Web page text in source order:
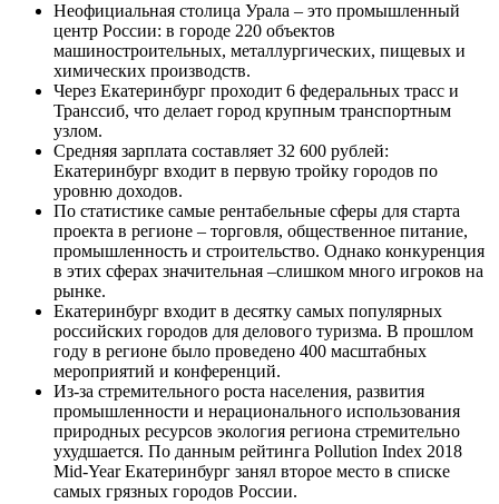
Неофициальная столица Урала – это промышленный
центр России: в городе 220 объектов
машиностроительных, металлургических, пищевых и
химических производств.
Через Екатеринбург проходит 6 федеральных трасс и
Транссиб, что делает город крупным транспортным
узлом.
Средняя зарплата составляет 32 600 рублей:
Екатеринбург входит в первую тройку городов по
уровню доходов.
По статистике самые рентабельные сферы для старта
проекта в регионе – торговля, общественное питание,
промышленность и строительство. Однако конкуренция
в этих сферах значительная –слишком много игроков на
рынке.
Екатеринбург входит в десятку самых популярных
российских городов для делового туризма. В прошлом
году в регионе было проведено 400 масштабных
мероприятий и конференций.
Из-за стремительного роста населения, развития
промышленности и нерационального использования
природных ресурсов экология региона стремительно
ухудшается. По данным рейтинга Pollution Index 2018
Mid-Year Екатеринбург занял второе место в списке
самых грязных городов России.